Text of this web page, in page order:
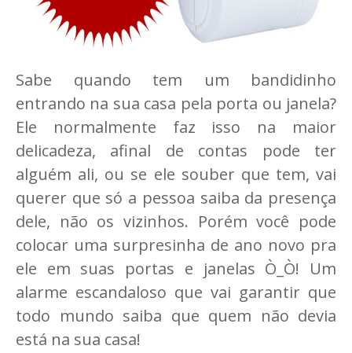
Sabe quando tem um bandidinho
entrando na sua casa pela porta ou janela?
Ele normalmente faz isso na maior
delicadeza, afinal de contas pode ter
alguém ali, ou se ele souber que tem, vai
querer que só a pessoa saiba da presença
dele, não os vizinhos. Porém você pode
colocar uma surpresinha de ano novo pra
ele em suas portas e janelas Ò_Ò! Um
alarme escandaloso que vai garantir que
todo mundo saiba que quem não devia
está na sua casa!